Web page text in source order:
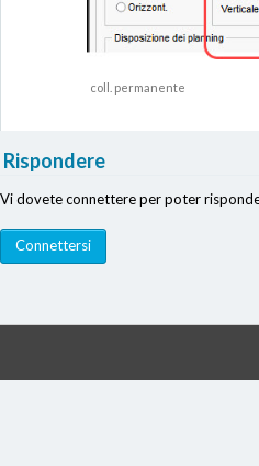
coll. permanente
Rispondere
Vi dovete connettere per poter